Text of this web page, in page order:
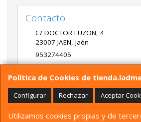
Política de Cookies de
Configurar Rechazar Aceptar
Utilizamos cookies propias y de
Contacto
C/ DOCTOR LUZON, 4
23007 JAEN, Jaén
953274405
LADME@LADME.COM
Horario
9:30 A 14:00 Y 17:00 A 20:00 DE